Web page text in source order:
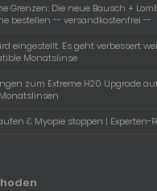
Grenzen: Die neue Bausch + Lomb
bestellen -- versandkostenfrei --
eingestellt. Es geht verbessert
Monatslinse
zum Extreme H20 Upgrade
& Myopie stoppen | Experten-